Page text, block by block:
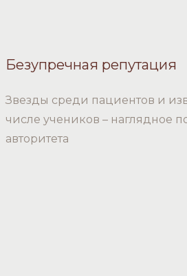
Безупречная репутация
Звезды среди пациентов и
числе учеников – наглядное
авторитета